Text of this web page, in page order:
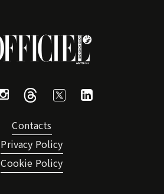
Contacts
Privacy Policy
Cookie Policy